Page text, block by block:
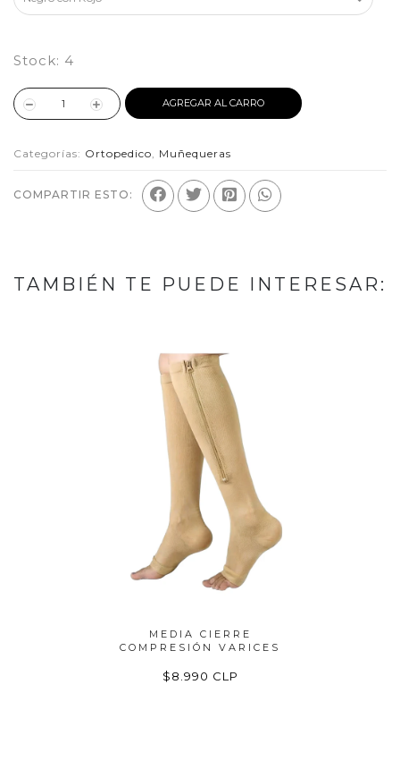
Stock: 4
AGREGAR AL CARRO
Categorías: Ortopedico, Muñequeras
COMPARTIR ESTO:
TAMBIÉN TE PUEDE INTERESAR:
MEDIA CIERRE
COMPRESIÓN VARICES
$8.990 CLP